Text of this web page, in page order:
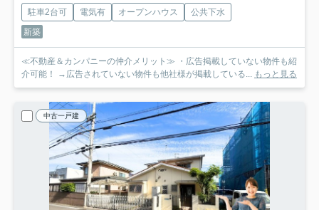
駐車2台可 電気有 オープンハウス
公共下水
新築
≪不動産＆カンパニーの仲介メリット≫ ・広告掲載していない物件も紹
介可能！ →広告されていない物件も他社様が掲載している...
もっと見る
中古一戸建